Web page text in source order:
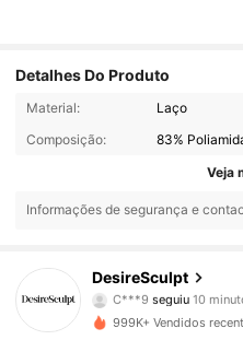
Detalhes Do Produto
Material:
Laço
Composição:
83%
Veja
Informações de segurança e
DesireSculpt
C***9seguiu 10
c***eestá a navegar
4,74
106K Seguidores
999K+ Vendidos